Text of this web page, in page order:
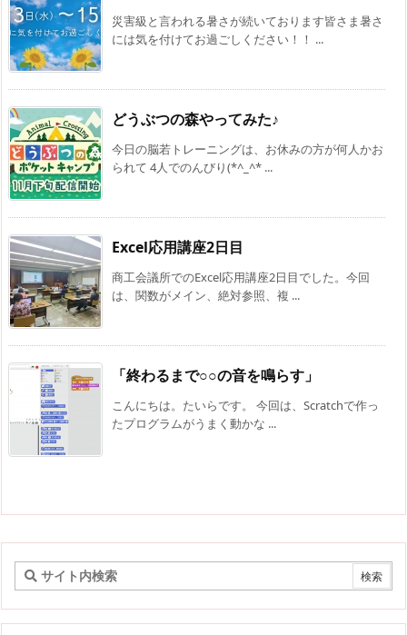
災害級と言われる暑さが続いております皆さま暑さ
には気を付けてお過ごしください！！ ...
どうぶつの森やってみた♪
今日の脳若トレーニングは、お休みの方が何人かお
られて 4人でのんびり(*^_^* ...
Excel応用講座2日目
商工会議所でのExcel応用講座2日目でした。今回
は、関数がメイン、絶対参照、複 ...
「終わるまで○○の音を鳴らす」
こんにちは。たいらです。 今回は、Scratchで作っ
たプログラムがうまく動かな ...